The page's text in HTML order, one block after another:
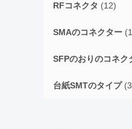
RFコネクタ (12)
SMAのコネクター
SFPのおりのコネク
台紙SMTのタイプ